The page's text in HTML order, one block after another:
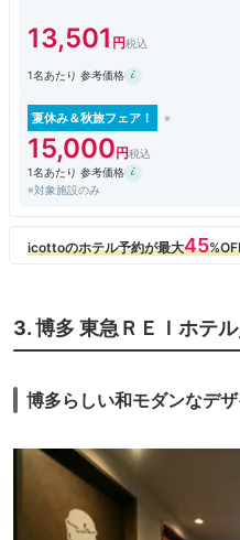
壁紙が剥がれているとところもある
この価格で喫煙室があるなら福岡
13,501
1名あたり 参考価格
夏休み＆秋旅フェア！
15,000
1名あたり 参考価格
※対象施設のみ
3. 博多 東急ＲＥＩホテ
博多らしい和モダンなデ